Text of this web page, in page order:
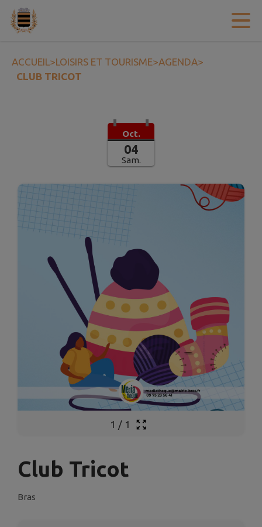
Contenu
ACCUEIL>LOISIRS ET TOURISME>AGENDA>
CLUB TRICOT
Oct.
04
Sam.
1 / 1
Club Tricot
Bras